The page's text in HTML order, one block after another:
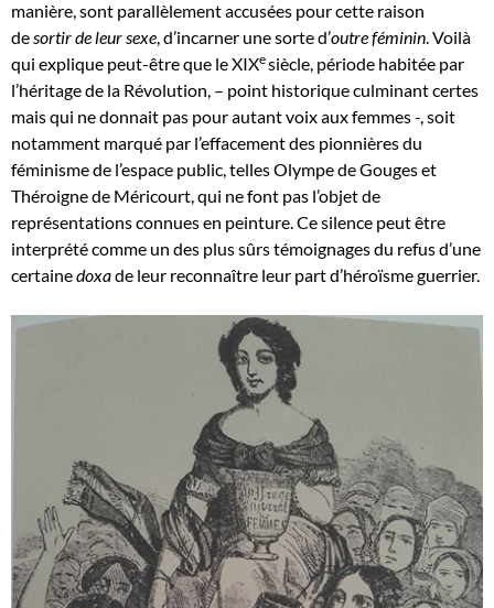
manière, sont parallèlement accusées pour cette raison
desortir de leur sexe, d’incarner une sorte d’outre féminin. Voilà
qui explique peut-être que le XIXesiècle, période habitée par
l’héritage de la Révolution, – point historique culminant certes
mais qui ne donnait pas pour autant voix aux femmes -, soit
notamment marqué par l’effacement des pionnières du
féminisme de l’espace public, telles Olympe de Gouges et
Théroigne de Méricourt, qui ne font pas l’objet de
représentations connues en peinture. Ce silence peut être
interprété comme un des plus sûrs témoignages du refus d’une
certainedoxade leur reconnaître leur part d’héroïsme guerrier.